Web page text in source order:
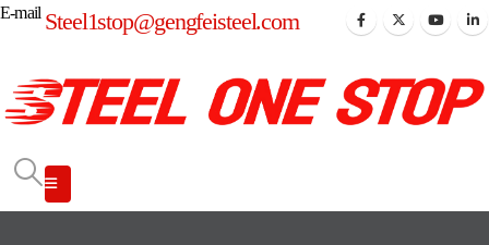
E-mail Steel1stop@gengfeisteel.com